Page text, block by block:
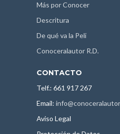
Más por Conocer
Descritura
De qué va la Peli
Conoceralautor R.D.
CONTACTO
Telf.: 661 917 267
Email:
Aviso Legal